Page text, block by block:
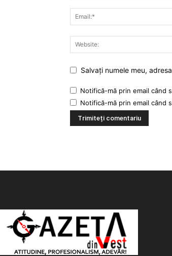
Salvați numele meu,
Notifică-mă prin email când
Notifică-mă prin email când